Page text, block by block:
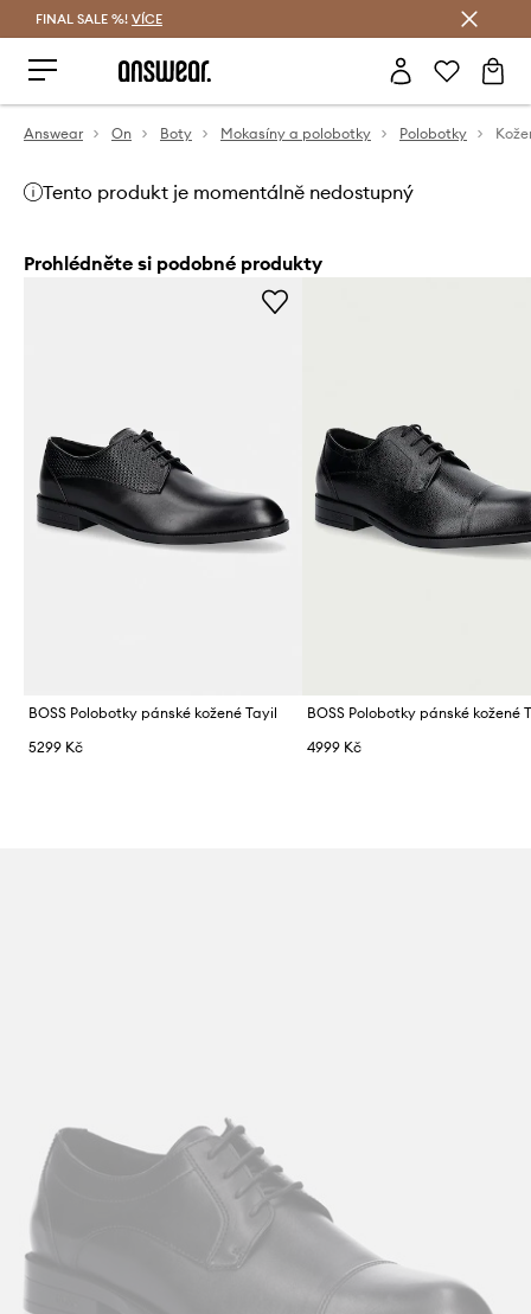
FINAL SALE %! VÍCE
Answear On Boty Mokasíny a polobotky Polobotky
Tento produkt je momentálně nedostupný
Prohlédněte si podobné produkty
BOSS Polobotky pánské kožené Tayil
5299 Kč
BOSS Polobotky pánské kožené
4999 Kč